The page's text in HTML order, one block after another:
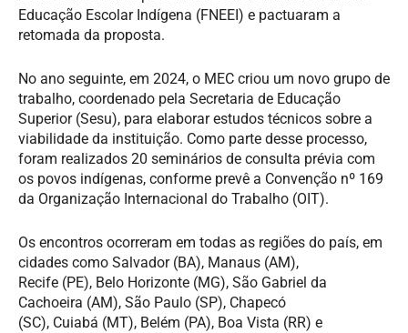
Educação Escolar Indígena (FNEEI) e pactuaram a
retomada da proposta.
No ano seguinte, em 2024, o MEC criou um novo grupo de
trabalho, coordenado pela Secretaria de Educação
Superior (Sesu), para elaborar estudos técnicos sobre a
viabilidade da instituição. Como parte desse processo,
foram realizados 20 seminários de consulta prévia com
os povos indígenas, conforme prevê a Convenção nº 169
da Organização Internacional do Trabalho (OIT).
Os encontros ocorreram em todas as regiões do país, em
cidades como Salvador (BA), Manaus (AM),
Recife (PE), Belo Horizonte (MG), São Gabriel da
Cachoeira (AM), São Paulo (SP), Chapecó
(SC), Cuiabá (MT), Belém (PA), Boa Vista (RR) e